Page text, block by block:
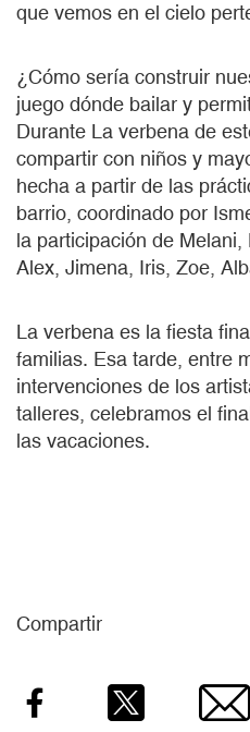
que vemos en el cielo
¿Cómo sería construir
juego dónde bailar y
Durante La verbena de
compartir con niños y
hecha a partir de las
barrio, coordinado por
la participación de Melani,
Alex, Jimena, Iris, Zoe,
La verbena es la fiesta
familias. Esa tarde, entre
intervenciones de los
talleres, celebramos el
las vacaciones.
Compartir
Facebook